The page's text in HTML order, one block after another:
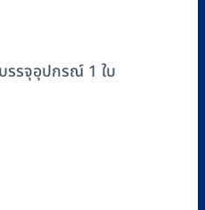
รรจุอุปกรณ์ 1 ใบ